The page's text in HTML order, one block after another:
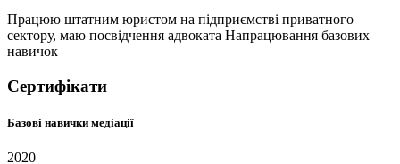
Працюю штатним юристом на підприємстві приватного
сектору, маю посвідчення адвоката Напрацювання базових
навичок
Сертифікати
Базові навички медіації
2020